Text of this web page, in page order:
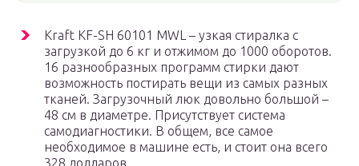
Kraft KF-SH 60101 MWL – узкая стиралка с
загрузкой до 6 кг и отжимом до 1000 оборотов.
16 разнообразных программ стирки дают
возможность постирать вещи из самых разных
тканей. Загрузочный люк довольно большой –
48 см в диаметре. Присутствует система
самодиагностики. В общем, все самое
необходимое в машине есть, и стоит она всего
328 долларов.